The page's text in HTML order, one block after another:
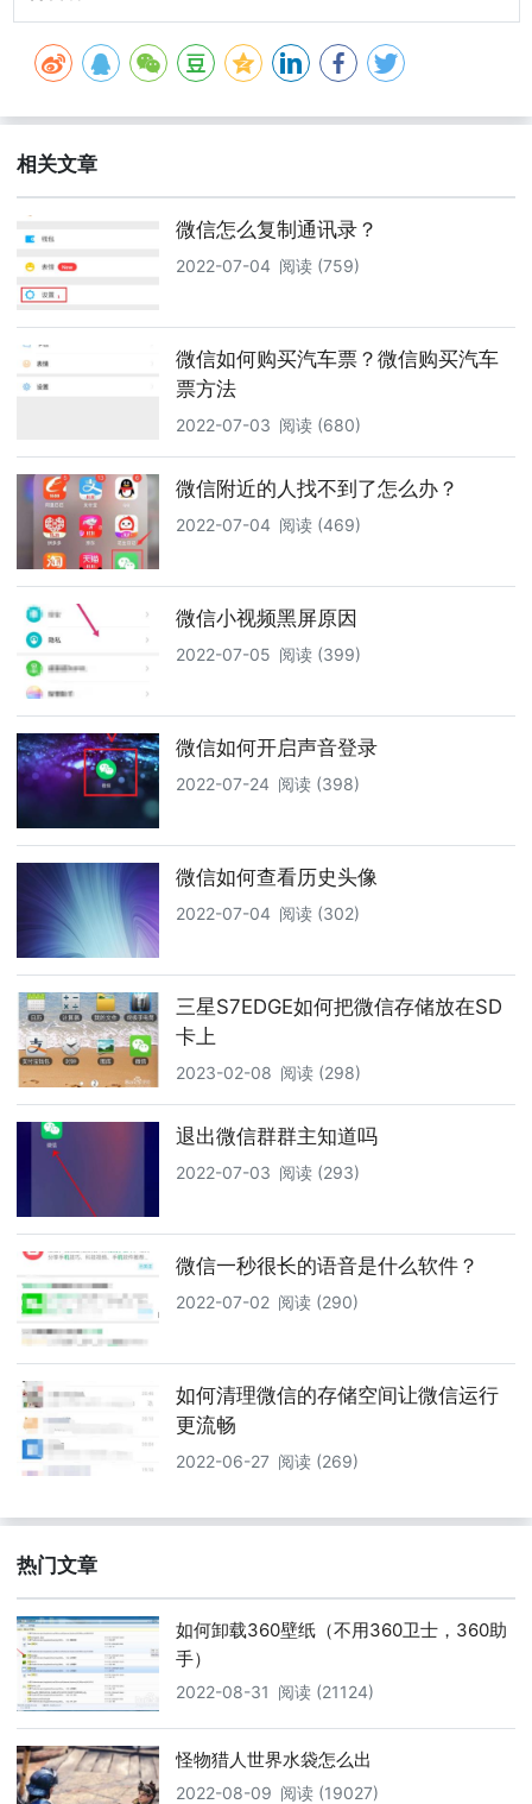
相关文章
微信怎么复制通讯录？
2022-07-04 阅读 (759)
微信如何购买汽车票？微信购买汽车
票方法
2022-07-03 阅读 (680)
微信附近的人找不到了怎么办？
2022-07-04 阅读 (469)
微信小视频黑屏原因
2022-07-05 阅读 (399)
微信如何开启声音登录
2022-07-24 阅读 (398)
微信如何查看历史头像
2022-07-04 阅读 (302)
三星S7EDGE如何把微信存储放在SD
卡上
2023-02-08 阅读 (298)
退出微信群群主知道吗
2022-07-03 阅读 (293)
微信一秒很长的语音是什么软件？
2022-07-02 阅读 (290)
如何清理微信的存储空间让微信运行
更流畅
2022-06-27 阅读 (269)
热门文章
如何卸载360壁纸（不用360卫士，360助
手）
2022-08-31 阅读 (21124)
怪物猎人世界水袋怎么出
2022-08-09 阅读 (19027)